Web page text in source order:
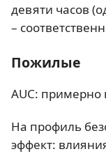
девяти часов
–
Пожилые
AUC: примерно
На профиль
эффект: